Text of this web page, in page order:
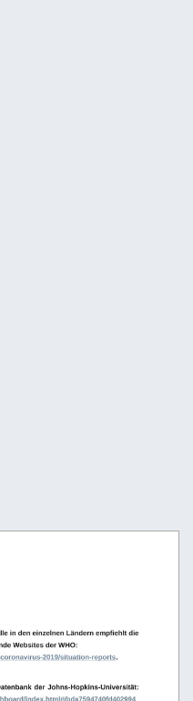
in den einzelnen Ländern empfiehlt die
Websites der WHO:
2019/situation-reports.
der Johns-Hopkins-Universität: